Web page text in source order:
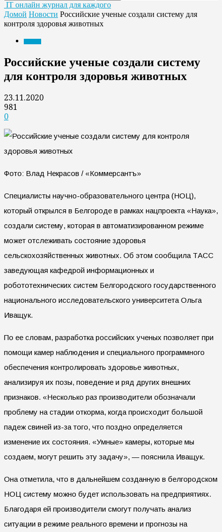
IT онлайн журнал для каждого
Домой Новости Российские ученые создали систему для
контроля здоровья животных
Российские ученые создали систему
для контроля здоровья животных
23.11.2020
981
0
Фото: Влад Некрасов / «Коммерсантъ»
Специалисты научно-образовательного центра (НОЦ),
который открылся в Белгороде в рамках нацпроекта «Наука»,
создали систему, которая в автоматизированном режиме
может отслеживать состояние здоровья
сельскохозяйственных животных. Об этом сообщила ТАСС
заведующая кафедрой информационных и
робототехнических систем Белгородского государственного
национального исследовательского университета Ольга
Иващук.
По ее словам, разработка российских ученых позволяет при
помощи камер наблюдения и специального программного
обеспечения контролировать здоровье животных,
анализируя их позы, поведение и ряд других внешних
признаков. «Несколько раз производители обозначали
проблему на стадии откорма, когда происходит большой
падеж свиней из-за того, что поздно определяется
изменение их состояния. «Умные» камеры, которые мы
создаем, могут решить эту задачу», — пояснила Иващук.
Она отметила, что в дальнейшем созданную в белгородском
НОЦ систему можно будет использовать на предприятиях.
Благодаря ей производители смогут получать анализ
ситуации в режиме реального времени и прогнозы на